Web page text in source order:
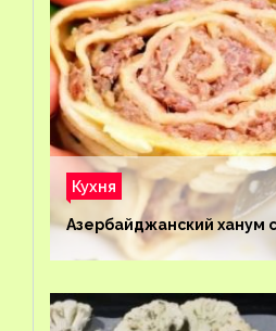
Кухня
Азербайджанский ханум